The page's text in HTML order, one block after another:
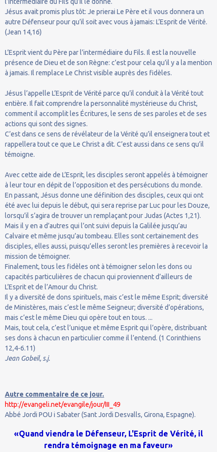
Jésus avait promis plus tôt: Je prierai Le Père et il vous donnera un
autre Défenseur pour qu’il soit avec vous à jamais: L’Esprit de Vérité.
(Jean 14,16)
L’Esprit vient du Père par l’intermédiaire du Fils. Il est la nouvelle
présence de Dieu et de son Règne: c’est pour cela qu’il y a la mention
à jamais. Il remplace Le Christ visible auprès des fidèles.
Jésus l’appelle L’Esprit de Vérité parce qu’il conduit à la Vérité tout
entière. Il fait comprendre la personnalité mystérieuse du Christ,
comment il accomplit les Écritures, le sens de ses paroles et de ses
actions qui sont des signes.
C’est dans ce sens de révélateur de la Vérité qu’il enseignera tout et
rappellera tout ce que Le Christ a dit. C’est aussi dans ce sens qu’il
témoigne.
Avec cette aide de L’Esprit, les disciples seront appelés à témoigner
à leur tour en dépit de l’opposition et des persécutions du monde.
En passant, Jésus donne une définition des disciples, ceux qui ont
été avec lui depuis le début, qui sera reprise par Luc pour les Douze,
lorsqu’il s’agira de trouver un remplaçant pour Judas (Actes 1,21).
Mais il y en a d’autres qui l’ont suivi depuis la Galilée jusqu’au
Calvaire et même jusqu’au tombeau. Elles sont certainement des
disciples, elles aussi, puisqu’elles seront les premières à recevoir la
mission de témoigner.
Finalement, tous les fidèles ont à témoigner selon les dons ou
capacités particulières de chacun qui proviennent d’ailleurs de
L’Esprit et de l’Amour du Christ.
Il y a diversité de dons spirituels, mais c’est le même Esprit; diversité
de Ministères, mais c’est le même Seigneur; diversité d’opérations,
mais c’est le même Dieu qui opère tout en tous. ...
Mais, tout cela, c’est l’unique et même Esprit qui l’opère, distribuant
ses dons à chacun en particulier comme il l’entend. (1 Corinthiens
12,4-6.11)
Jean Gobeil, s.j.
Autre commentaire de ce jour.
http://evangeli.net/evangile/jour/III_49
Abbé Jordi POU i Sabater (Sant Jordi Desvalls, Girona, Espagne).
«Quand viendra le Défenseur, L'Esprit de Vérité, il
rendra témoignage en ma faveur»